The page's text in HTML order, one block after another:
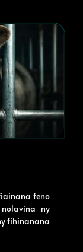
feno
ny
fihinanana